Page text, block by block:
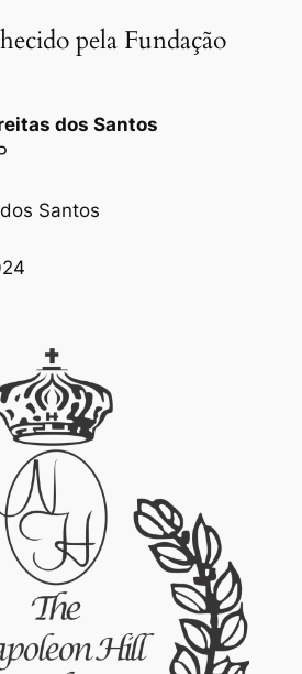
pela Fundação
dos Santos
Santos